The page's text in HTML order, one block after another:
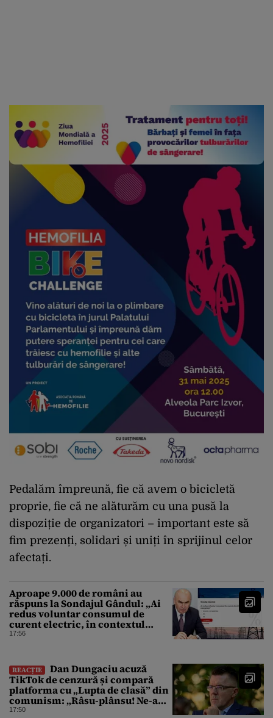
Pedalăm împreună, fie că avem o bicicletă
proprie, fie că ne alăturăm cu una pusă la
dispoziție de organizatori – important este să
fim prezenți, solidari și uniți în sprijinul celor
afectați.
Aproape 9.000 de români au
răspuns la Sondajul Gândul: „Ai
redus voluntar consumul de
curent electric, în contextul
crizei energetice?” Rezultatul a
17:56
REACȚIE
Dan Dungaciu acuză
TikTok de cenzură și compară
platforma cu „Lupta de clasă” din
comunism: „Râsu-plânsu! Ne-am
întors de unde am plecat!”
17:50